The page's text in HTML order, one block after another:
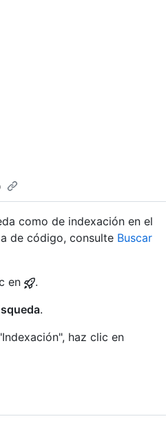
como de indexación en el
de código, consulte Buscar
en
.
.
haz clic en